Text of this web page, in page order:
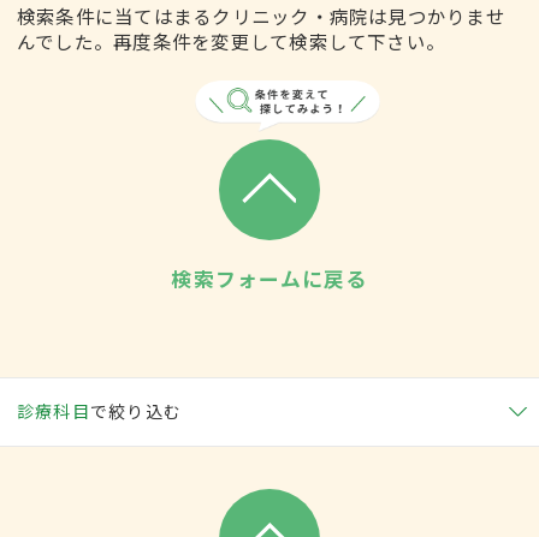
検索条件に当てはまるクリニック・病院は見つかりませ
んでした。再度条件を変更して検索して下さい。
検索フォームに戻る
診療科目で絞り込む